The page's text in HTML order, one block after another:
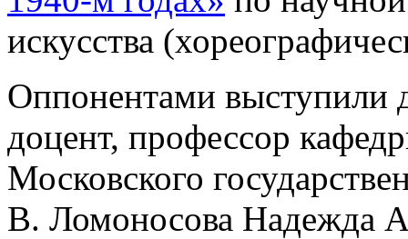
искусства
Оппонентами выступили
доцент, профессор
Московского
В. Ломоносова Надежда